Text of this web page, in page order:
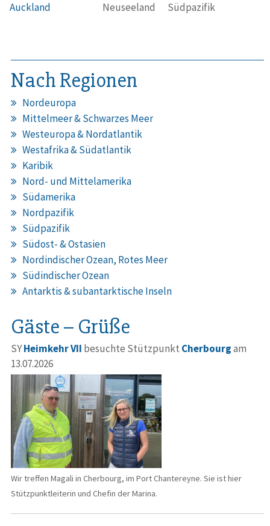
Auckland
Neuseeland Südpazifik
Nach Regionen
Nordeuropa
Mittelmeer & Schwarzes Meer
Westeuropa & Nordatlantik
Westafrika & Südatlantik
Karibik
Nord- und Mittelamerika
Südamerika
Nordpazifik
Südpazifik
Südost- & Ostasien
Nordindischer Ozean, Rotes Meer
Südindischer Ozean
Antarktis & subantarktische Inseln
Gäste – Grüße
SYHeimkehr VII besuchte Stützpunkt Cherbourgam
13.07.2026
Wir treffen Magali in Cherbourg, im Port Chantereyne. Sie ist hier
Stützpunktleiterin und Chefin der Marina.